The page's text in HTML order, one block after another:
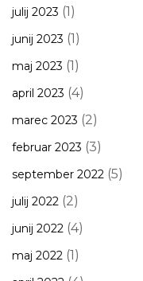
julij 2023 (1)
junij 2023 (1)
maj 2023 (1)
april 2023 (4)
marec 2023 (2)
februar 2023 (3)
september 2022 (5)
julij 2022 (2)
junij 2022 (4)
maj 2022 (1)